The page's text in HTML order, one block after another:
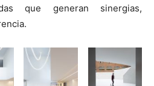
que generan sinergias,